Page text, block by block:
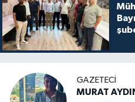
GAZETECI
MURAT